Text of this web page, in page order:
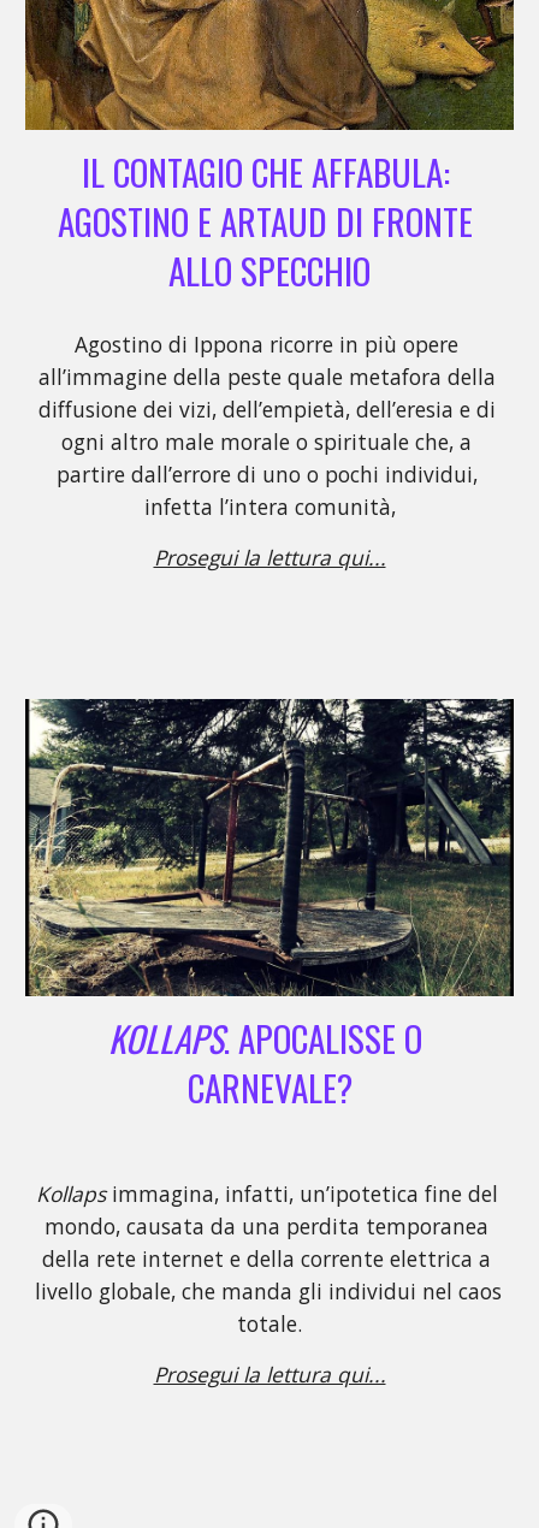
IL CONTAGIO CHE AFFABULA:
AGOSTINO E ARTAUD DI FRONTE
ALLO SPECCHIO
Agostino di Ippona ricorre in più opere
all’immagine della peste quale metafora della
diffusione dei vizi, dell’empietà, dell’eresia e di
ogni altro male morale o spirituale che, a
partire dall’errore di uno o pochi individui,
infetta l’intera comunità,
Prosegui la lettura qui...
KOLLAPS. APOCALISSE O
CARNEVALE?
Kollaps immagina, infatti, un’ipotetica fine del
mondo, causata da una perdita temporanea
della rete internet e della corrente elettrica a
livello globale, che manda gli individui nel caos
totale.
Prosegui la lettura qui...